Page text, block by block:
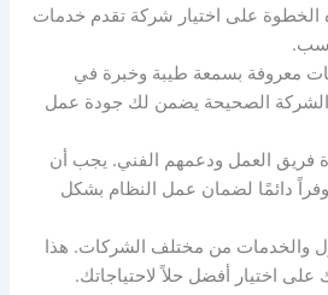
على اختيار شركة تقدم خدمات
معروفة بسمعة طيبة وخبرة في
الشركة الصحيحة يضمن لك جودة عمل
فريق العمل ودعمهم الفني. يجب أن
دائمًا لضمان عمل النظام بشكل
والخدمات من مختلف الشركات. هذا
على اختيار أفضل حلاً لاحتياجاتك.